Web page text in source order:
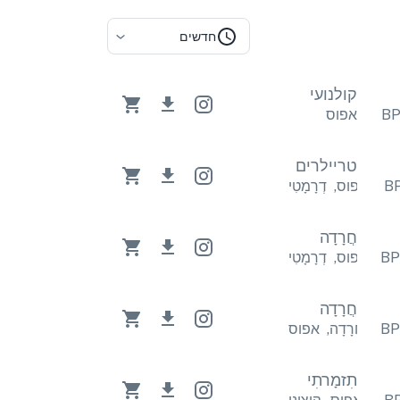
חדשים
קולנועי
אפוס
טריילרים
אפוס, דְרָמָטִי
חֲרָדָה
אפוס, דְרָמָטִי
חֲרָדָה
חֲרָדָה, אפוס
תִזמָרתִי